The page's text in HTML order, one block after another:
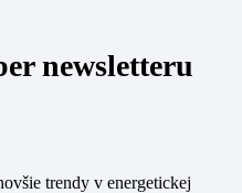
newsletteru
trendy v energetickej